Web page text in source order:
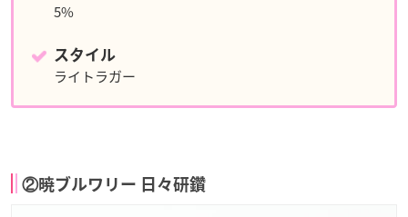
5%
スタイル
ライトラガー
②暁ブルワリー 日々研鑽